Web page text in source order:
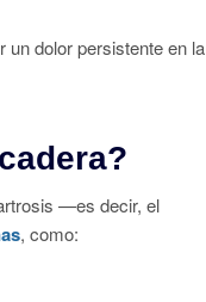
un dolor persistente en la
—es decir, el
, como: